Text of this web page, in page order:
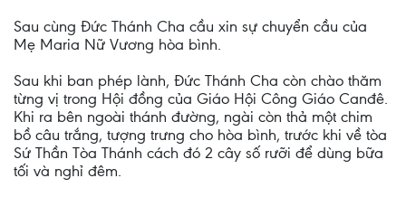
Sau cùng Đức Thánh Cha cầu xin sự chuyển cầu của
Mẹ Maria Nữ Vương hòa bình.
Sau khi ban phép lành, Đức Thánh Cha còn chào thăm
từng vị trong Hội đồng của Giáo Hội Công Giáo Canđê.
Khi ra bên ngoài thánh đường, ngài còn thả một chim
bồ câu trắng, tượng trưng cho hòa bình, trước khi về tòa
Sứ Thần Tòa Thánh cách đó 2 cây số rưỡi để dùng bữa
tối và nghỉ đêm.